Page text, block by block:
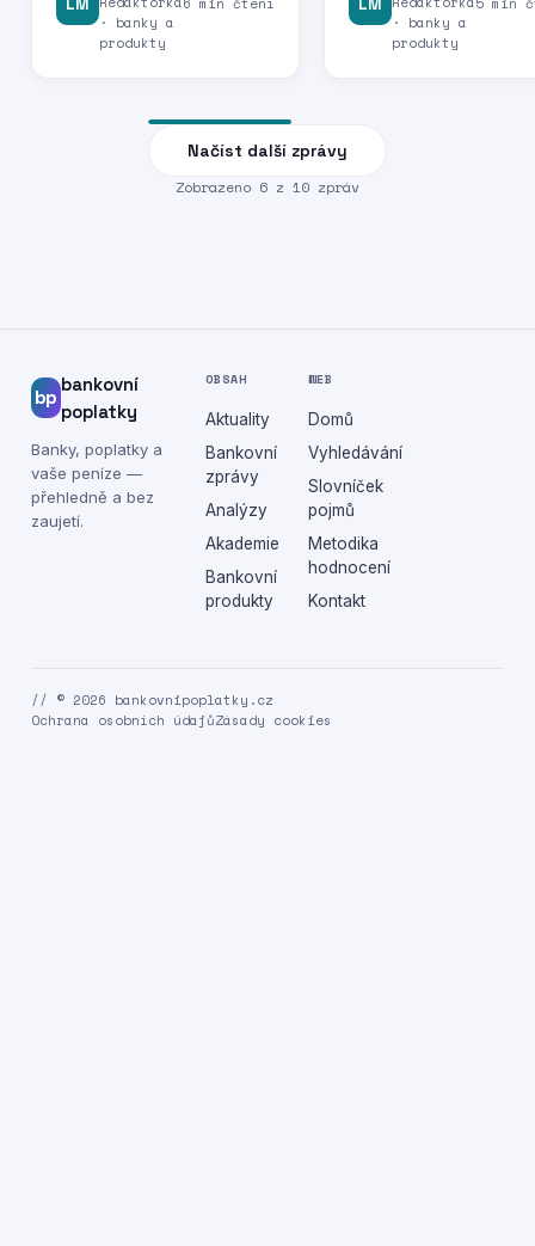
· banky a
produkty
· banky a
produkty
Načíst další zprávy
Zobrazeno 6 z 10 zpráv
bp
bankovní
poplatky
Banky, poplatky a
vaše peníze —
přehledně a bez
zaujetí.
OBSAH
Aktuality
Bankovní
zprávy
Analýzy
Akademie
Bankovní
produkty
WEB
Domů
Vyhledávání
Slovníček
pojmů
Metodika
hodnocení
Kontakt
// © 2026 bankovnipoplatky.cz
Ochrana osobních údajůZásady cookies